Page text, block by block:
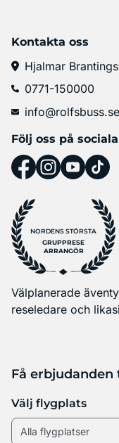
Kontakta oss
Hjalmar
0771-150000
info@rolfsbuss.se
Följ oss på
NORDENS STÖRSTA
GRUPPRESE
ARRANGÖR
Välplanerade
reseledare och
Få
Välj flygplats